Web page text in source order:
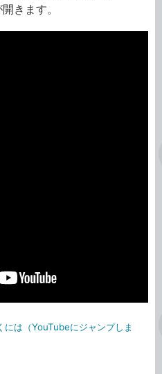
きます。
は（YouTubeにジャンプしま